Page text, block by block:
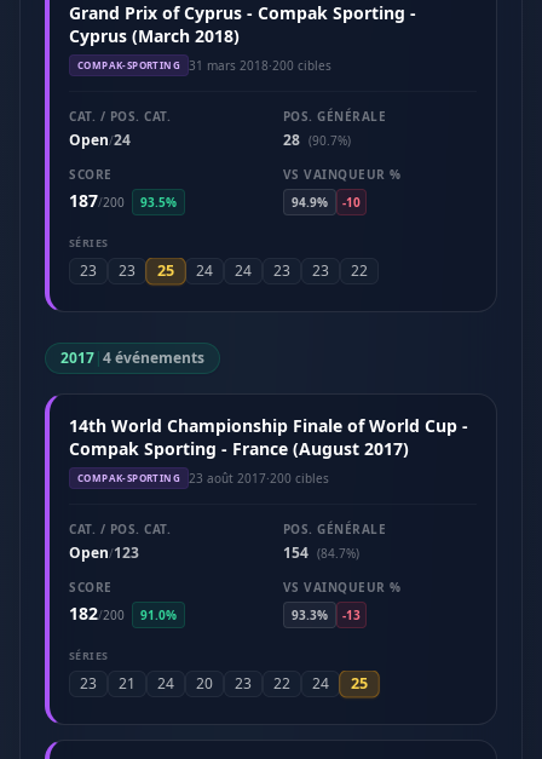
Grand Prix of Cyprus - Compak Sporting -
Cyprus (March 2018)
COMPAK-SPORTING 31 mars 2018·200 cibles
CAT. / POS. CAT.
Open/24
POS. GÉNÉRALE
28 (90.7%)
SCORE
187/200 93.5%
VS VAINQUEUR %
94.9%
-10
SÉRIES
23 23 25 24 24 23 23 22
2017|4 événements
14th World Championship Finale of World Cup -
Compak Sporting - France (August 2017)
COMPAK-SPORTING 23 août 2017·200 cibles
CAT. / POS. CAT.
Open/123
POS. GÉNÉRALE
154 (84.7%)
SCORE
182/200 91.0%
VS VAINQUEUR %
93.3%
-13
SÉRIES
23 21 24 20 23 22 24 25